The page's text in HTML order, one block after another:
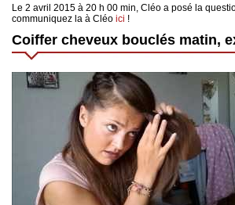
Le 2 avril 2015 à 20 h 00 min, Cléo a posé la
communiquez la à Cléo ici !
Coiffer cheveux bouclés matin,